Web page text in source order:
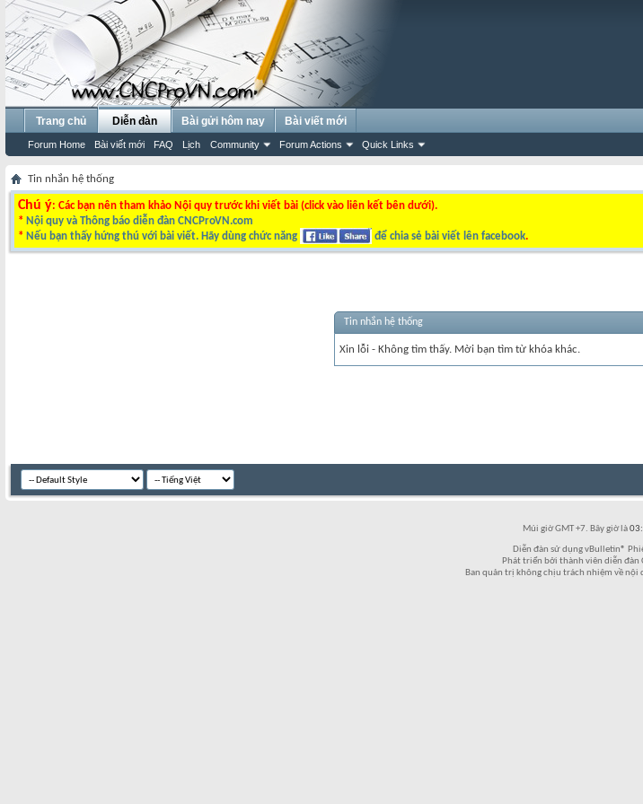
Trang chủ Diễn đàn
Forum Home Bài viết mới FAQ Lịch Community Forum Actions Quick Links
Bài gửi hôm nay Bài viết mới
Tin nhắn hệ thống
Chú ý: Các bạn nên tham khảo Nội quy trước khi viết bài (click vào liên kết bên dưới).
* Nội quy và Thông báo diễn đàn CNCProVN.com
* Nếu bạn thấy hứng thú với bài viết. Hãy dùng chức năng để chia sẻ bài viết lên facebook.
Tin nhắn hệ thống
Xin lỗi - Không tìm thấy. Mời bạn tìm từ khóa khác.
Múi giờ GMT +7. Bây giờ là
Diễn đàn sử dụng vBulletin®
Phát triển bởi thành viên diễn đàn
Ban quản trị không chịu trách nhiệm về nội